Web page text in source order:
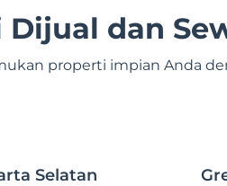
dan
properti impian Anda
Selatan